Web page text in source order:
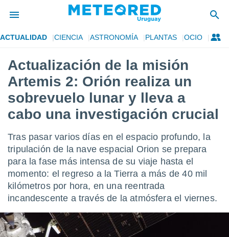
de
ha
para
la
que se
a este
las
y
forma
digital
basada
ACTUALIDAD CIENCIA ASTRONOMÍA PLANTAS OCIO
Actualización de la misión
Artemis 2: Orión realiza un
sobrevuelo lunar y lleva a
cabo una investigación crucial
Tras pasar varios días en el espacio profundo, la
tripulación de la nave espacial Orion se prepara
para la fase más intensa de su viaje hasta el
momento: el regreso a la Tierra a más de 40 mil
kilómetros por hora, en una reentrada
incandescente a través de la atmósfera el viernes.